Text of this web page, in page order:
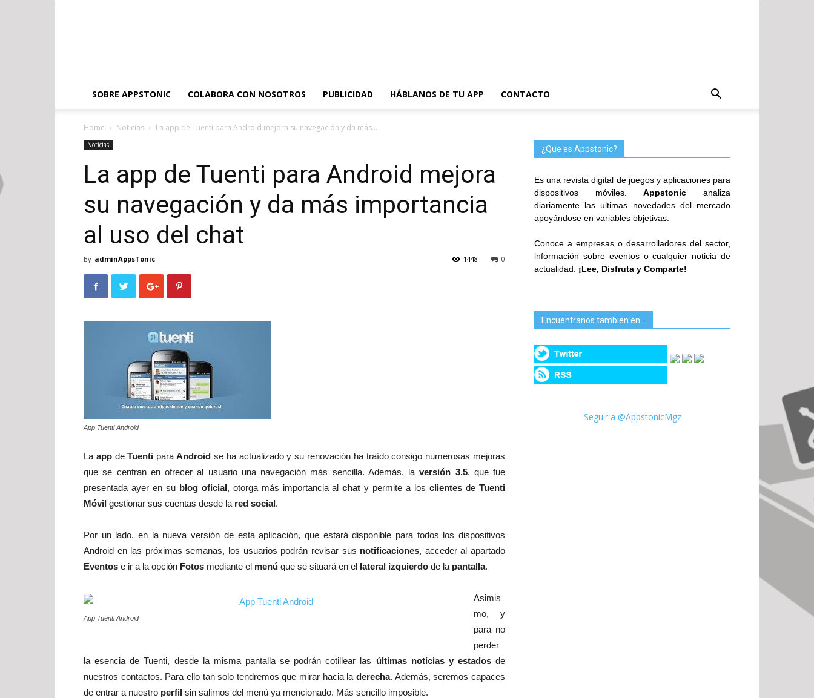
SOBRE APPSTONIC COLABORA CON NOSOTROS PUBLICIDAD HÁBLANOS DE TU APP CONTACTO
Home Noticias La app de Tuenti para Android mejora su navegación y da más...
Noticias
La app de Tuenti para Android mejora
su navegación y da más importancia
al uso del chat
By adminAppsTonic 0
1448
App Tuenti Android
La app deTuenti para Android se ha actualizado y su renovación ha traído consigo numerosas mejoras
que se centran en ofrecer al usuario una navegación más sencilla. Además, laversión 3.5, que fue
presentada ayer en sublog oficial, otorga más importancia alchaty permite a los clientes de Tuenti
Móvil gestionar sus cuentas desde la red social.
Por un lado, en la nueva versión de esta aplicación, que estará disponible para todos los dispositivos
Android en las próximas semanas, los usuarios podrán revisar sus notificaciones, acceder al apartado
Eventos e ir a la opción Fotos mediante el menú que se situará en el lateral izquierdo de la pantalla.
App Tuenti Android
Asimis
mo, y
para no
perder
la esencia de Tuenti, desde la misma pantalla se podrán cotillear las últimas noticias y estadosde
nuestros contactos. Para ello tan solo tendremos que mirar hacia la derecha. Además, seremos capaces
de entrar a nuestro perfil sin salirnos del menú ya mencionado. Más sencillo imposible.
¿Que es Appstonic?
Es una revista digital de juegos y aplicaciones para
dispositivos móviles.Appstonic analiza
diariamente las ultimas novedades del mercado
apoyándose en variables objetivas.
Conoce a empresas o desarrolladores del sector,
información sobre eventos o cualquier noticia de
actualidad. ¡Lee, Disfruta y Comparte!
Encuéntranos tambien en…
Seguir a @AppstonicMgz